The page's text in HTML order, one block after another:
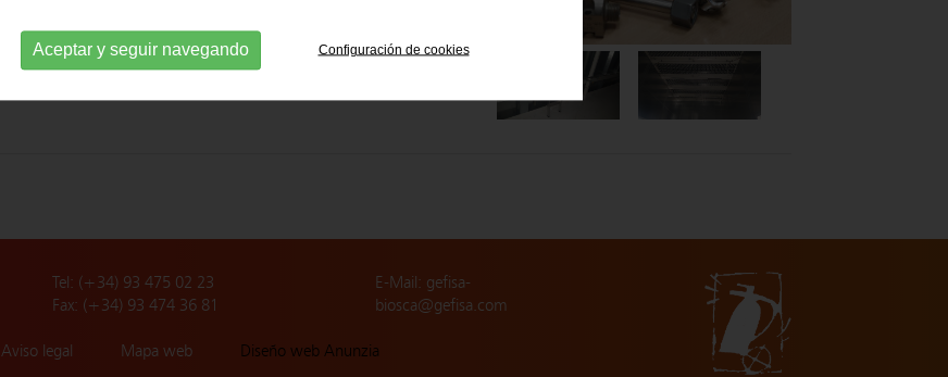
Tel: (+34) 93 475 02 23
Fax: (+34) 93 474 36 81
E-Mail: gefisa-
biosca@gefisa.com
Aviso legal Mapa web Diseño web Anunzia
Aceptar y seguir navegando Configuración de cookies